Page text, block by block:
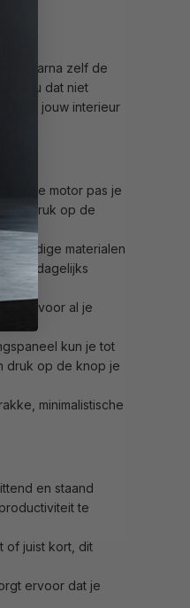
daarna zelf de
dat niet
op jouw interieur
motor pas je
één druk op de
materialen
bij dagelijks
voor al je
kun je tot
druk op de knop je
minimalistische
en staand
te
of juist kort, dit
ervoor dat je